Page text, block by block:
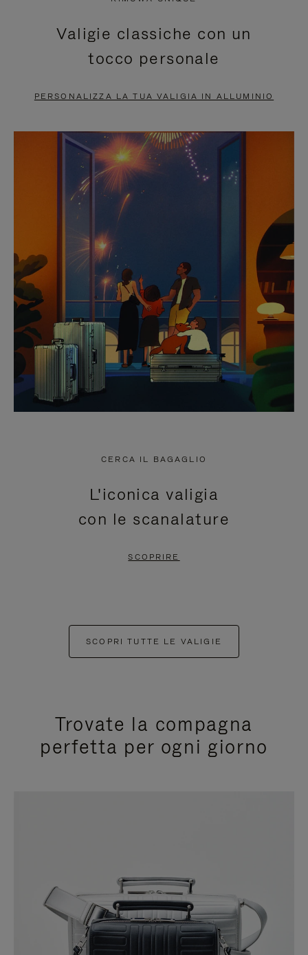
PAUSA,
PREMERE
METTERLO
PAUSA
PREMI
PER
ATTIVARE
Valigie classiche con un
tocco personale
PERSONALIZZA LA TUA VALIGIA IN ALLUMINIO
CERCA IL BAGAGLIO
L'iconica valigia
con le scanalature
SCOPRIRE
SCOPRI TUTTE LE VALIGIE
Trovate la compagna
perfetta per ogni giorno